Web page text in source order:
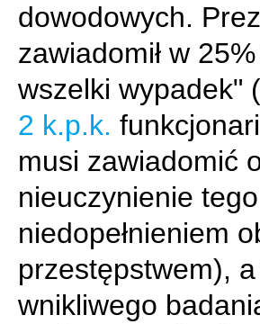
dowodowych.
zawiadomił w
wszelki wypadek"
2 k.p.k.
musi zawiadomić
nieuczynienie tego
niedopełnieniem
przestępstwem),
wnikliwego